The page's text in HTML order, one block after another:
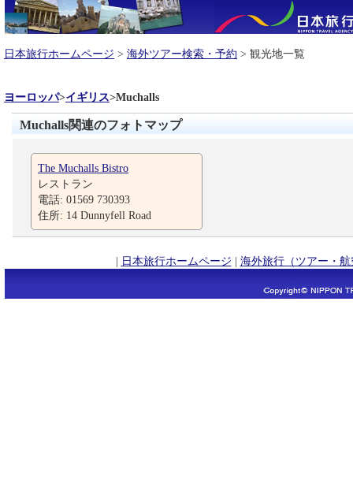
日本旅行ホームページ > 海外ツアー検索・予約 > 観光地一覧
ヨーロッパ>イギリス>Muchalls
Muchalls関連のフォトマップ
The Muchalls Bistro
レストラン
電話: 01569 730393
住所: 14 Dunnyfell Road
| 日本旅行ホームページ | 海外旅行（ツアー・航